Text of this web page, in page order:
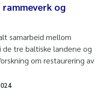
og
samarbeid mellom
de tre baltiske landene og
om restaurering av